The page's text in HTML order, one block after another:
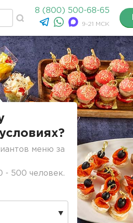
8 (800) 500-68-65
9-21 МСК
меню за
- 500 человек.